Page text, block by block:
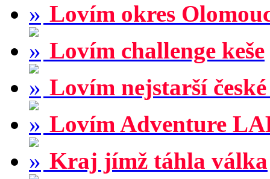
Lovím okres
Lovím challenge keše
Lovím nejstarší české
Lovím Adventure
Kraj jímž táhla válka